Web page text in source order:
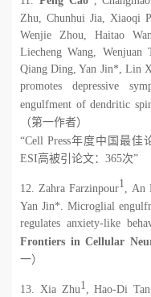
Zhu, Chunhui Jia, Xiaoqi
Wenjie Zhou, Haitao
Liecheng Wang, Wenjuan
Qiang Ding, Yan Jin*, Lin
promotes depressive
engulfment of dendritic
（第一作者）
“Cell Press年度中国最佳
ESI高被引论文： 365次”
12. Zahra Farzinpour1, An
Yan Jin*. Microglial
regulates anxiety-like
Frontiers in Cellular
一）
13. Xia Zhu1 , Hao-Di